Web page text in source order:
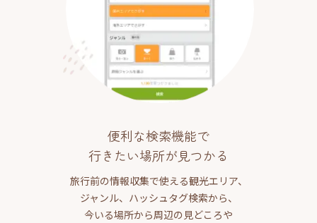
便利な検索機能で
行きたい場所が見つかる
旅行前の情報収集で使える観光エリア、
ジャンル、ハッシュタグ検索から、
今いる場所から周辺の見どころや